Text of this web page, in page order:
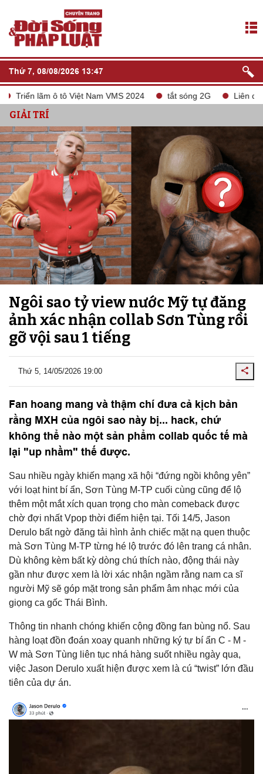
Thứ 7, 08/08/2026 13:47
ô tô Việt Nam VMS 2024 tắt sóng 2G Liên doanh Chery
GIẢI TRÍ
Ngôi sao tỷ view nước Mỹ tự đăng
ảnh xác nhận collab Sơn Tùng rồi
gỡ vội sau 1 tiếng
Thứ 5, 14/05/2026 19:00
Fan hoang mang và thậm chí đưa cả kịch bản
rằng MXH của ngôi sao này bị... hack, chứ
không thể nào một sản phẩm collab quốc tế mà
lại "up nhầm" thế được.
Sau nhiều ngày khiến mạng xã hội “đứng ngồi không yên”
với loạt hint bí ẩn, Sơn Tùng M-TP cuối cùng cũng để lộ
thêm một mắt xích quan trọng cho màn comeback được
chờ đợi nhất Vpop thời điểm hiện tại. Tối 14/5, Jason
Derulo bất ngờ đăng tải hình ảnh chiếc mặt nạ quen thuộc
mà Sơn Tùng M-TP từng hé lộ trước đó lên trang cá nhân.
Dù không kèm bất kỳ dòng chú thích nào, động thái này
gần như được xem là lời xác nhận ngầm rằng nam ca sĩ
người Mỹ sẽ góp mặt trong sản phẩm âm nhạc mới của
giọng ca gốc Thái Bình.
Thông tin nhanh chóng khiến cộng đồng fan bùng nổ. Sau
hàng loạt đồn đoán xoay quanh những ký tự bí ẩn C - M -
W mà Sơn Tùng liên tục nhá hàng suốt nhiều ngày qua,
việc Jason Derulo xuất hiện được xem là cú “twist” lớn đầu
tiên của dự án.